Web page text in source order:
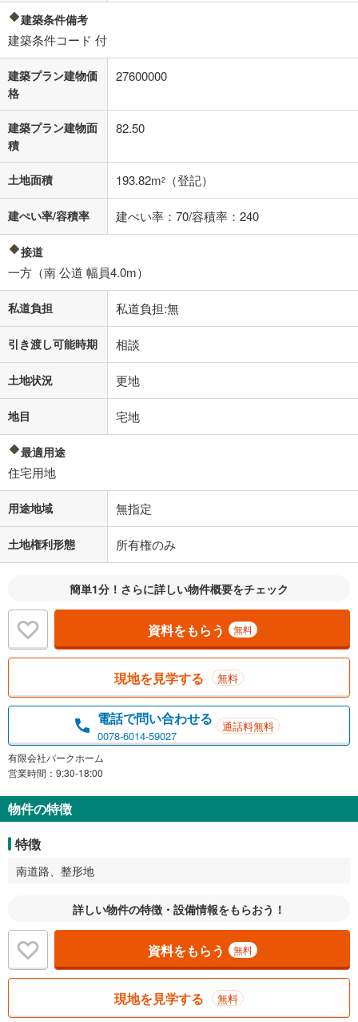
建築条件備考
建築条件コード 付
建築プラン建物価
格
27600000
建築プラン建物面
積
82.50
土地面積 193.82m2 （登記）
建ぺい率/容積率 建ぺい率：70/容積率：240
接道
一方（南 公道 幅員4.0m）
私道負担 私道負担:無
引き渡し可能時期 相談
土地状況 更地
地目 宅地
最適用途
住宅用地
用途地域 無指定
土地権利形態 所有権のみ
簡単1分！さらに詳しい物件概要をチェック
資料をもらう 無料
現地を見学する 無料
電話で問い合わせる
0078-6014-59027
通話料無料
有限会社パークホーム
営業時間：9:30-18:00
物件の特徴
特徴
南道路、整形地
詳しい物件の特徴・設備情報をもらおう！
資料をもらう 無料
現地を見学する 無料